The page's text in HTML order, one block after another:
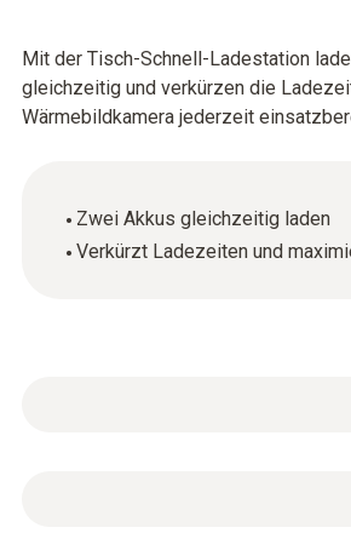
Mit der Tisch-Schnell-Ladestation
gleichzeitig und verkürzen die
Wärmebildkamera jederzeit
Zwei Akkus gleichzeitig laden
Verkürzt Ladezeiten und